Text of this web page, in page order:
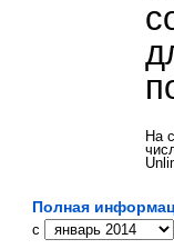
На
Полная
c